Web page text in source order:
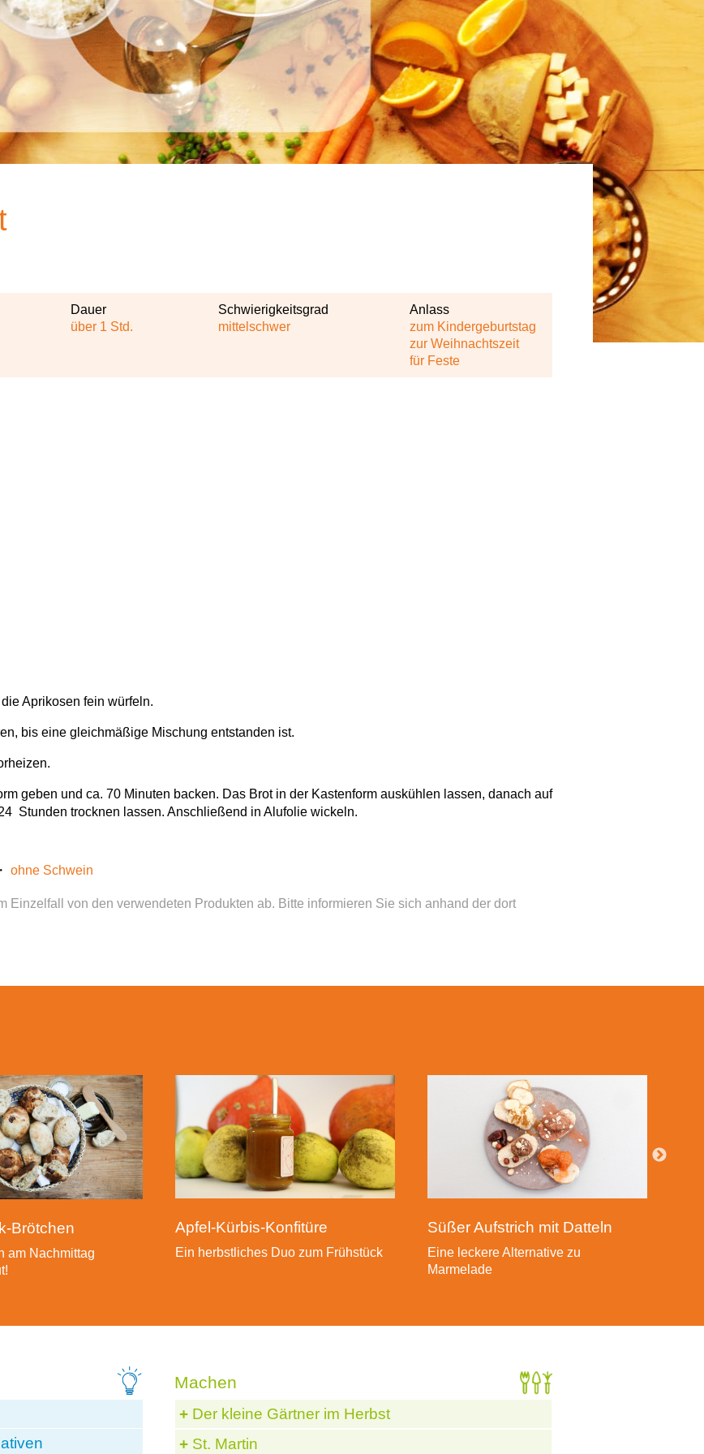
schau dich fit!
Dauer
über 1 Std.
Schwierigkeitsgrad
mittelschwer
Anlass
zum Kindergeburtstag
zur Weihnachtszeit
für Feste
Aprikosen fein würfeln.
bis eine gleichmäßige Mischung entstanden ist.
geben und ca. 70 Minuten backen. Das Brot in der Kastenform auskühlen lassen, danach auf
Stunden trocknen lassen. Anschließend in Alufolie wickeln.
ohne Schwein
Einzelfall von den verwendeten Produkten ab. Bitte informieren Sie sich anhand der dort
Brötchen
am Nachmittag
Apfel-Kürbis-Konfitüre
Ein herbstliches Duo zum Frühstück
Süßer Aufstrich mit Datteln
Eine leckere Alternative zu
Marmelade
Der kleine Gärtner im Herbst
St. Martin